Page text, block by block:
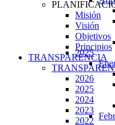
2025
Misión
Visión
Objetivos
Principios
TRANSPARENCIA
2026
2025
2024
2023
2022